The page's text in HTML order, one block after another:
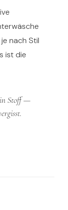
nach Stil
ist die
in Stoff —